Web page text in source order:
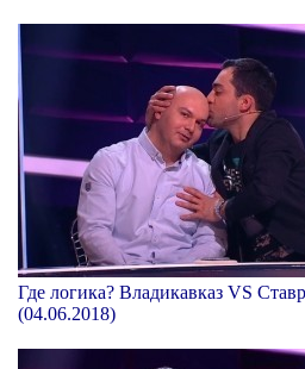
Где логика? Владикавказ VS
(04.06.2018)